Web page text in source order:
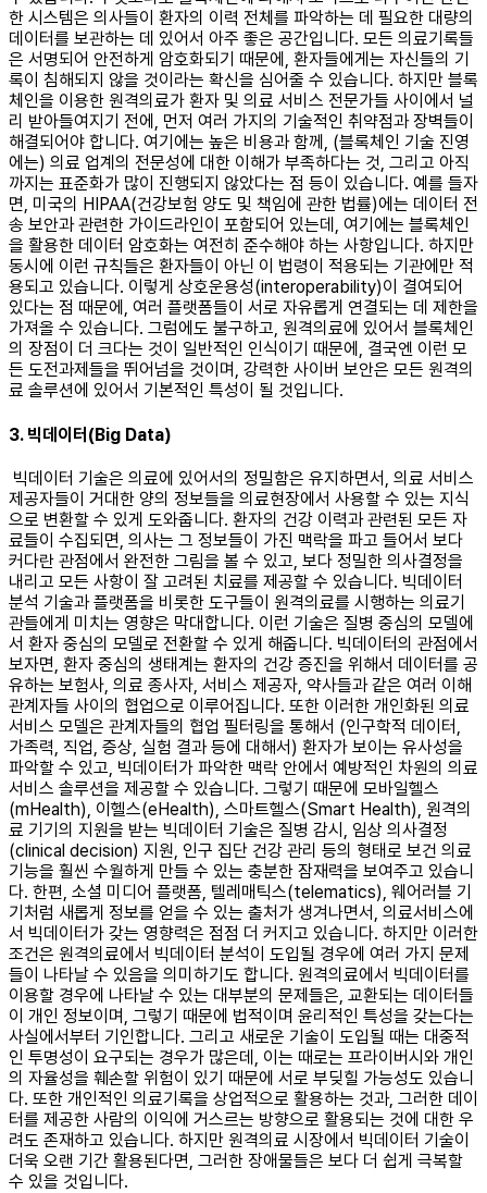
한 시스템은 의사들이 환자의 이력 전체를 파악하는 데 필요한 대량의
데이터를 보관하는 데 있어서 아주 좋은 공간입니다. 모든 의료기록들
은 서명되어 안전하게 암호화되기 때문에, 환자들에게는 자신들의 기
록이 침해되지 않을 것이라는 확신을 심어줄 수 있습니다. 하지만 블록
체인을 이용한 원격의료가 환자 및 의료 서비스 전문가들 사이에서 널
리 받아들여지기 전에, 먼저 여러 가지의 기술적인 취약점과 장벽들이
해결되어야 합니다. 여기에는 높은 비용과 함께, (블록체인 기술 진영
에는) 의료 업계의 전문성에 대한 이해가 부족하다는 것, 그리고 아직
까지는 표준화가 많이 진행되지 않았다는 점 등이 있습니다. 예를 들자
면, 미국의 HIPAA(건강보험 양도 및 책임에 관한 법률)에는 데이터 전
송 보안과 관련한 가이드라인이 포함되어 있는데, 여기에는 블록체인
을 활용한 데이터 암호화는 여전히 준수해야 하는 사항입니다. 하지만
동시에 이런 규칙들은 환자들이 아닌 이 법령이 적용되는 기관에만 적
용되고 있습니다. 이렇게 상호운용성(interoperability)이 결여되어
있다는 점 때문에, 여러 플랫폼들이 서로 자유롭게 연결되는 데 제한을
가져올 수 있습니다. 그럼에도 불구하고, 원격의료에 있어서 블록체인
의 장점이 더 크다는 것이 일반적인 인식이기 때문에, 결국엔 이런 모
든 도전과제들을 뛰어넘을 것이며, 강력한 사이버 보안은 모든 원격의
료 솔루션에 있어서 기본적인 특성이 될 것입니다. ​ ​
3. 빅데이터(Big Data)
빅데이터 기술은 의료에 있어서의 정밀함은 유지하면서, 의료 서비스
제공자들이 거대한 양의 정보들을 의료현장에서 사용할 수 있는 지식
으로 변환할 수 있게 도와줍니다. 환자의 건강 이력과 관련된 모든 자
료들이 수집되면, 의사는 그 정보들이 가진 맥락을 파고 들어서 보다
커다란 관점에서 완전한 그림을 볼 수 있고, 보다 정밀한 의사결정을
내리고 모든 사항이 잘 고려된 치료를 제공할 수 있습니다. 빅데이터
분석 기술과 플랫폼을 비롯한 도구들이 원격의료를 시행하는 의료기
관들에게 미치는 영향은 막대합니다. 이런 기술은 질병 중심의 모델에
서 환자 중심의 모델로 전환할 수 있게 해줍니다. 빅데이터의 관점에서
보자면, 환자 중심의 생태계는 환자의 건강 증진을 위해서 데이터를 공
유하는 보험사, 의료 종사자, 서비스 제공자, 약사들과 같은 여러 이해
관계자들 사이의 협업으로 이루어집니다. 또한 이러한 개인화된 의료
서비스 모델은 관계자들의 협업 필터링을 통해서 (인구학적 데이터,
가족력, 직업, 증상, 실험 결과 등에 대해서) 환자가 보이는 유사성을
파악할 수 있고, 빅데이터가 파악한 맥락 안에서 예방적인 차원의 의료
서비스 솔루션을 제공할 수 있습니다. 그렇기 때문에 모바일헬스
(mHealth), 이헬스(eHealth), 스마트헬스(Smart Health), 원격의
료 기기의 지원을 받는 빅데이터 기술은 질병 감시, 임상 의사결정
(clinical decision) 지원, 인구 집단 건강 관리 등의 형태로 보건 의료
기능을 훨씬 수월하게 만들 수 있는 충분한 잠재력을 보여주고 있습니
다. 한편, 소셜 미디어 플랫폼, 텔레매틱스(telematics), 웨어러블 기
기처럼 새롭게 정보를 얻을 수 있는 출처가 생겨나면서, 의료서비스에
서 빅데이터가 갖는 영향력은 점점 더 커지고 있습니다. 하지만 이러한
조건은 원격의료에서 빅데이터 분석이 도입될 경우에 여러 가지 문제
들이 나타날 수 있음을 의미하기도 합니다. 원격의료에서 빅데이터를
이용할 경우에 나타날 수 있는 대부분의 문제들은, 교환되는 데이터들
이 개인 정보이며, 그렇기 때문에 법적이며 윤리적인 특성을 갖는다는
사실에서부터 기인합니다. 그리고 새로운 기술이 도입될 때는 대중적
인 투명성이 요구되는 경우가 많은데, 이는 때로는 프라이버시와 개인
의 자율성을 훼손할 위험이 있기 때문에 서로 부딪힐 가능성도 있습니
다. 또한 개인적인 의료기록을 상업적으로 활용하는 것과, 그러한 데이
터를 제공한 사람의 이익에 거스르는 방향으로 활용되는 것에 대한 우
려도 존재하고 있습니다. 하지만 원격의료 시장에서 빅데이터 기술이
더욱 오랜 기간 활용된다면, 그러한 장애물들은 보다 더 쉽게 극복할
수 있을 것입니다. ​ ​